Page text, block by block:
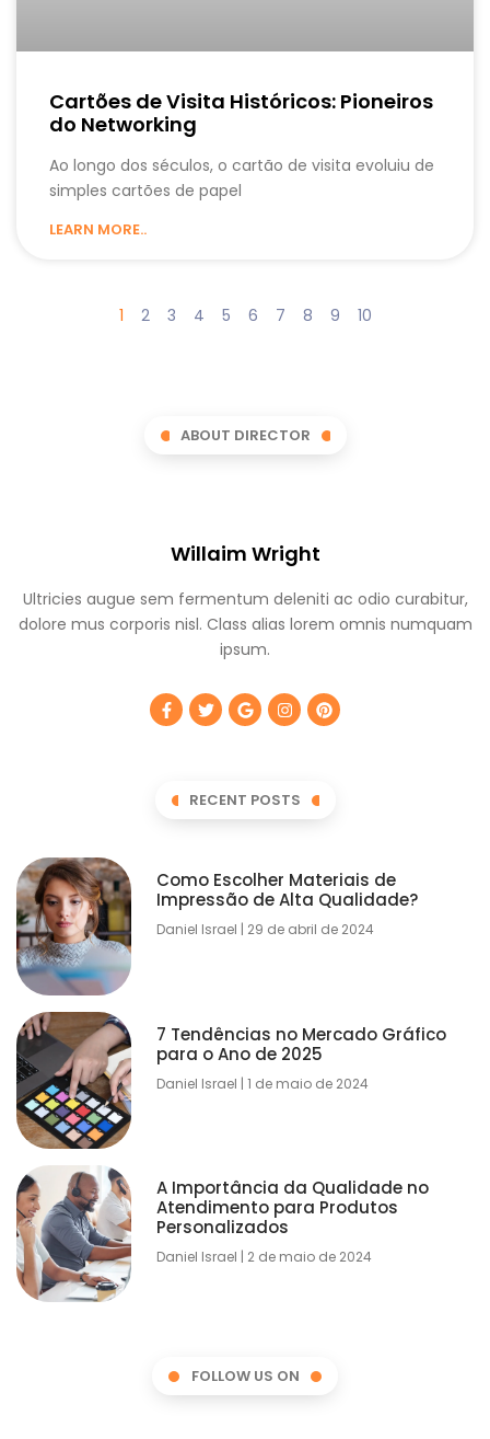
Cartões de Visita Históricos: Pioneiros
do Networking
Ao longo dos séculos, o cartão de visita evoluiu de
simples cartões de papel
LEARN MORE..
1 2 3 4 5 6 7 8 9 10
ABOUT DIRECTOR
Willaim Wright
Ultricies augue sem fermentum deleniti ac odio curabitur,
dolore mus corporis nisl. Class alias lorem omnis numquam
ipsum.
RECENT POSTS
Como Escolher Materiais de
Impressão de Alta Qualidade?
Daniel Israel 29 de abril de 2024
7 Tendências no Mercado Gráfico
para o Ano de 2025
Daniel Israel 1 de maio de 2024
A Importância da Qualidade no
Atendimento para Produtos
Personalizados
Daniel Israel 2 de maio de 2024
FOLLOW US ON